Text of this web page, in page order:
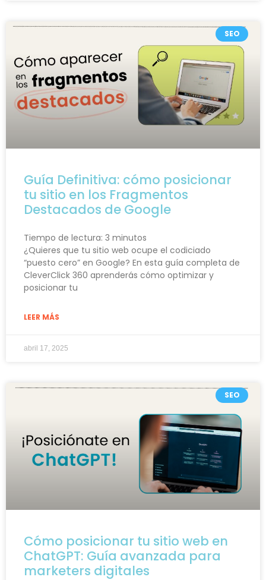
SEO
Guía Definitiva: cómo posicionar
tu sitio en los Fragmentos
Destacados de Google
Tiempo de lectura: 3 minutos
¿Quieres que tu sitio web ocupe el codiciado
“puesto cero” en Google? En esta guía completa de
CleverClick 360 aprenderás cómo optimizar y
posicionar tu
LEER MÁS
abril 17, 2025
SEO
Cómo posicionar tu sitio web en
ChatGPT: Guía avanzada para
marketers digitales